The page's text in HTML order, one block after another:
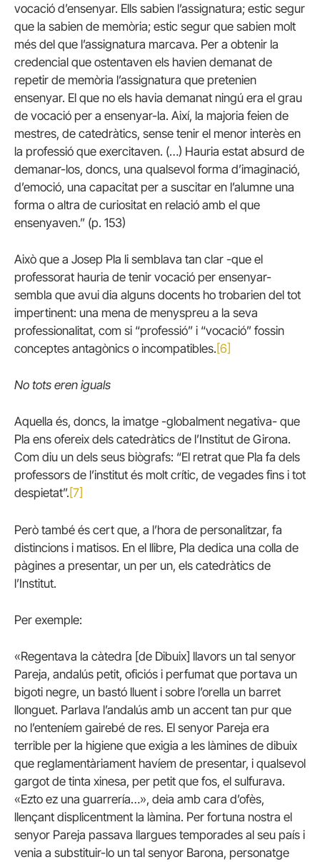
vocació d’ensenyar. Ells sabien l’assignatura; estic segur
que la sabien de memòria; estic segur que sabien molt
més del que l’assignatura marcava. Per a obtenir la
credencial que ostentaven els havien demanat de
repetir de memòria l’assignatura que pretenien
ensenyar. El que no els havia demanat ningú era el grau
de vocació per a ensenyar-la. Així, la majoria feien de
mestres, de catedràtics, sense tenir el menor interès en
la professió que exercitaven. (…) Hauria estat absurd de
demanar-los, doncs, una qualsevol forma d’imaginació,
d’emoció, una capacitat per a suscitar en l’alumne una
forma o altra de curiositat en relació amb el que
ensenyaven.” (p. 153)
Això que a Josep Pla li semblava tan clar -que el
professorat hauria de tenir vocació per ensenyar-
sembla que avui dia alguns docents ho trobarien del tot
impertinent: una mena de menyspreu a la seva
professionalitat, com si “professió” i “vocació” fossin
conceptes antagònics o incompatibles. [6]
No tots eren iguals
Aquella és, doncs, la imatge -globalment negativa- que
Pla ens ofereix dels catedràtics de l’Institut de Girona.
Com diu un dels seus biògrafs: “El retrat que Pla fa dels
professors de l’institut és molt crític, de vegades fins i tot
despietat”. [7]
Però també és cert que, a l’hora de personalitzar, fa
distincions i matisos. En el llibre, Pla dedica una colla de
pàgines a presentar, un per un, els catedràtics de
l’Institut.
Per exemple:
«Regentava la càtedra [de Dibuix] llavors un tal senyor
Pareja, andalús petit, oficiós i perfumat que portava un
bigoti negre, un bastó lluent i sobre l’orella un barret
llonguet. Parlava l’andalús amb un accent tan pur que
no l’enteníem gairebé de res. El senyor Pareja era
terrible per la higiene que exigia a les làmines de dibuix
que reglamentàriament havíem de presentar, i qualsevol
gargot de tinta xinesa, per petit que fos, el sulfurava.
«Ezto ez una guarrería…», deia amb cara d’ofès,
llençant displicentment la làmina. Per fortuna nostra el
senyor Pareja passava llargues temporades al seu país i
venia a substituir-lo un tal senyor Barona, personatge